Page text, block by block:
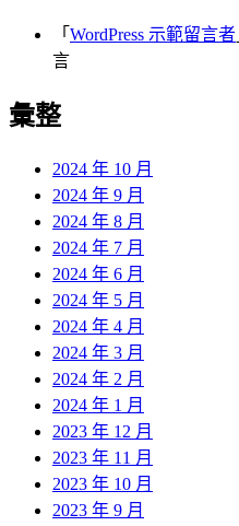
「 WordPress 示範留言者
言
彙整
2024 年 10 月
2024 年 9 月
2024 年 8 月
2024 年 7 月
2024 年 6 月
2024 年 5 月
2024 年 4 月
2024 年 3 月
2024 年 2 月
2024 年 1 月
2023 年 12 月
2023 年 11 月
2023 年 10 月
2023 年 9 月